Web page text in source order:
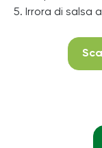
5. Irrora di salsa